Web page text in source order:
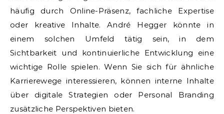
häufig durch Online-Präsenz, fachliche Expertise
oder kreative Inhalte. André Hegger könnte in
einem solchen Umfeld tätig sein, in dem
Sichtbarkeit und kontinuierliche Entwicklung eine
wichtige Rolle spielen. Wenn Sie sich für ähnliche
Karrierewege interessieren, können interne Inhalte
über digitale Strategien oder Personal Branding
zusätzliche Perspektiven bieten.